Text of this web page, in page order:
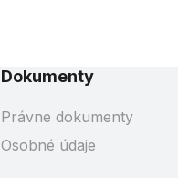
Dokumenty
Právne dokumenty
Osobné údaje